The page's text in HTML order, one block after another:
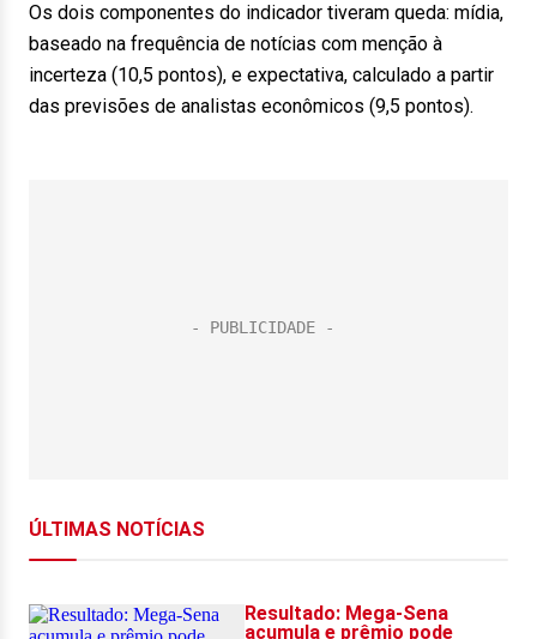
Os dois componentes do indicador tiveram queda: mídia,
baseado na frequência de notícias com menção à
incerteza (10,5 pontos), e expectativa, calculado a partir
das previsões de analistas econômicos (9,5 pontos).